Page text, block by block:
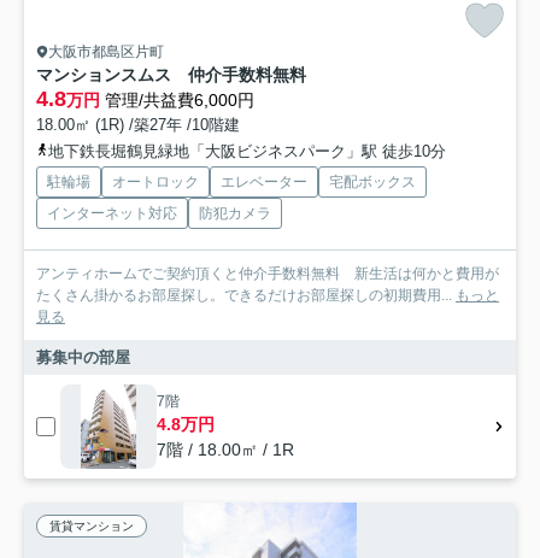
大阪市都島区片町
マンションスムス 仲介手数料無料
4.8万円 管理/共益費6,000円
18.00㎡ (1R) /築27年 /10階建
地下鉄長堀鶴見緑地「大阪ビジネスパーク」駅 徒歩10分
駐輪場 オートロック エレベーター
宅配ボックス
インターネット対応
防犯カメラ
アンティホームでご契約頂くと仲介手数料無料 新生活は何かと費用が
たくさん掛かるお部屋探し。できるだけお部屋探しの初期費用... もっと
見る
募集中の部屋
7階
4.8万円
7階 / 18.00㎡ / 1R
賃貸マンション